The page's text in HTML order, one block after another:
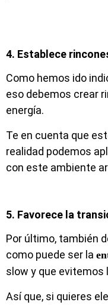
4. Establece
Como hemos ido
eso debemos crear
energía.
Te en cuenta que
realidad podemos
con este ambiente
5. Favorece la
Por último, también
como puede ser la
slow y que evitemos
Así que, si quieres